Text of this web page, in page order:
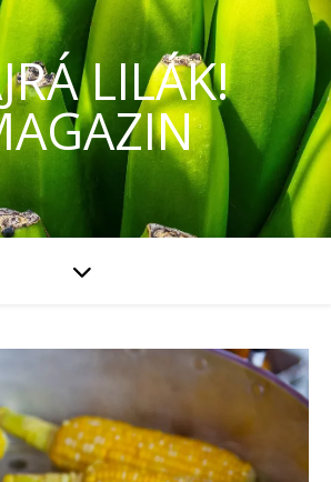
LILÁK!